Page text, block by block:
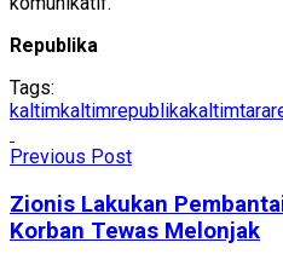
Republika
Tags:
kaltimkaltimrepublika
Previous Post
Zionis Lakukan
Korban Tewas Melonjak